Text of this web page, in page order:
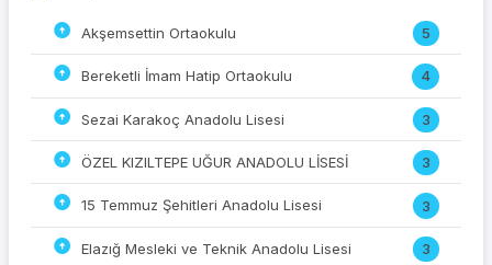
Akşemsettin Ortaokulu 5
Bereketli İmam Hatip Ortaokulu 4
Sezai Karakoç Anadolu Lisesi 3
ÖZEL KIZILTEPE UĞUR ANADOLU LİSESİ 3
15 Temmuz Şehitleri Anadolu Lisesi 3
Elazığ Mesleki ve Teknik Anadolu Lisesi 3